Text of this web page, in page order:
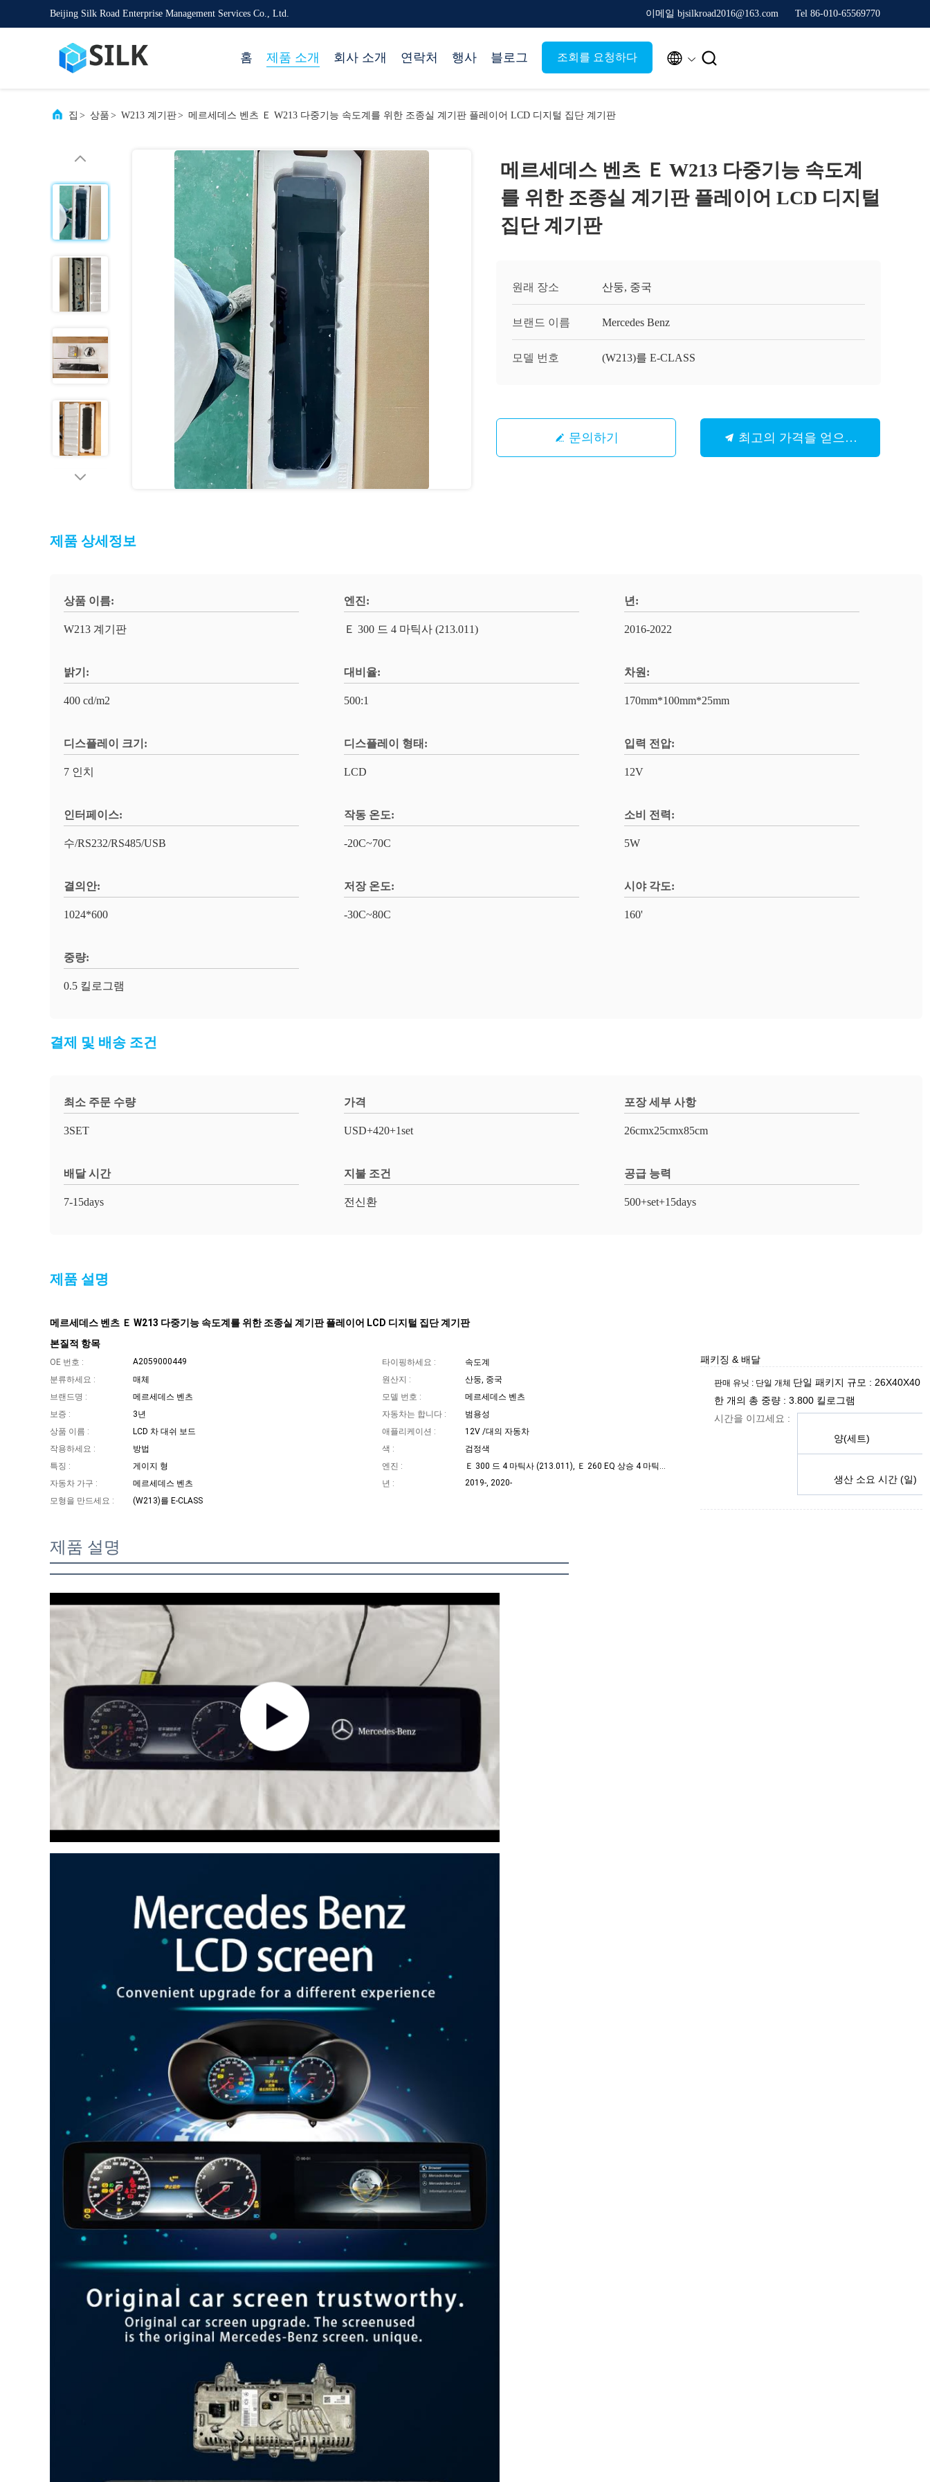
Beijing Silk Road Enterprise Management Services Co., Ltd. 이메일 bjsilkroad2016@163.com Tel 86-010-65569770
홈 제품 소개 회사 소개 연락처 행사 블로그 조회를 요청하다  
집 > 상품 > W213 계기판> 메르세데스 벤츠 Ｅ W213 다중기능 속도계를 위한 조종실 계기판 플레이어 LCD 디지털 집단 계기판
메르세데스 벤츠 Ｅ W213 다중기능 속도계
를 위한 조종실 계기판 플레이어 LCD 디지털
집단 계기판
원래 장소 산둥, 중국
브랜드 이름 Mercedes Benz
모델 번호 (W213)를 E-CLASS
문의하기 최고의 가격을 얻으십시오
제품 상세정보
상품 이름:
W213 계기판
엔진:
Ｅ 300 드 4 마틱사 (213.011)
년:
2016-2022
밝기:
400 cd/m2
대비율:
500:1
차원:
170mm*100mm*25mm
디스플레이 크기:
7 인치
디스플레이 형태:
LCD
입력 전압:
12V
인터페이스:
수/RS232/RS485/USB
작동 온도:
-20C~70C
소비 전력:
5W
결의안:
1024*600
저장 온도:
-30C~80C
시야 각도:
160'
중량:
0.5 킬로그램
결제 및 배송 조건
최소 주문 수량
3SET
가격
USD+420+1set
포장 세부 사항
26cmx25cmx85cm
배달 시간
7-15days
지불 조건
전신환
공급 능력
500+set+15days
제품 설명
메르세데스 벤츠 Ｅ W213 다중기능 속도계를 위한 조종실 계기판 플레이어 LCD 디지털 집단 계기판
본질적 항목
OE 번호 : A2059000449 타이핑하세요 :
속도계
분류하세요 :
매체 원산지 :
산둥, 중국
브랜드명 :
메르세데스 벤츠 모델 번호 :
메르세데스 벤츠
보증 :
3년 자동차는 합니다 :
범용성
상품 이름 :
LCD 차 대쉬 보드 애플리케이션 :
12V /대의 자동차
작용하세요 :
방법 색 :
검정색
특징 :
게이지 형 엔진 :
Ｅ 300 드 4 마틱사 (213.011), Ｅ 260 EQ 상승 4 마틱사 (213.078), Ｅ 300 (213.083), E350 (213.083), Ｅ 350 4 마틱사 (213.086), Ｅ 200 EQ 상승 4 마틱사 (213.087), Ｅ 300 EQ 상승 (213.083), Ｅ 400 Ｄ 4 마틱사 (213.023), Ｅ 260 EQ 상승 (213.077)인 Ｅ 300 (213.048), Ｅ 350 Ｅ (213.050), Ｅ 200 EQ 상승 (213.080)
자동차 가구 :
메르세데스 벤츠 년 :
2019-, 2020-
모형을 만드세요 :
(W213)를 E-CLASS
패키징 & 배달
판매 유닛 : 단일 개체 단일 패키지 규모 : 26X40X40 센티미터
한 개의 총 중량 : 3.800 킬로그램
시간을 이끄세요 :
양(세트)
생산 소요 시간 (일)
제품 설명